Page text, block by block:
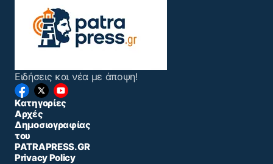
Ειδήσεις και νέα με άποψη!
Κατηγορίες
Αρχές
Δημοσιογραφίας
του
PATRAPRESS.GR
Privacy Policy